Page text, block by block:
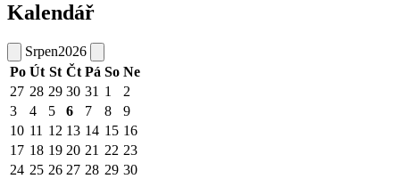
Kalendář
Srpen2026
Po Út St Čt Pá So Ne
27 28 29 30 31 1
2
3
4 5 6 7 8
9
10 11 12 13 14 15 16
17 18 19 20 21 22 23
24 25 26 27 28 29 30